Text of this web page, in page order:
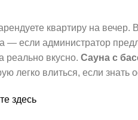
квартиру на
— если администратор
реально вкусно. Сауна с
легко влиться, если знать
здесь